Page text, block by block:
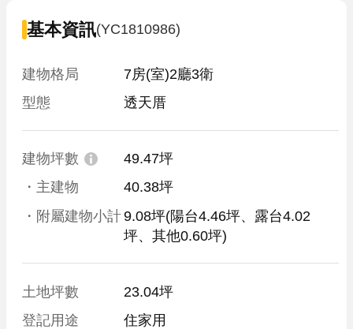
基本資訊(YC1810986)
建物格局
7房(室)2廳3衛
型態
透天厝
建物坪數
49.47坪
・主建物
40.38坪
・附屬建物小計9.08坪(陽台4.46坪、露台4.02
坪、其他0.60坪)
土地坪數
23.04坪
登記用途
住家用